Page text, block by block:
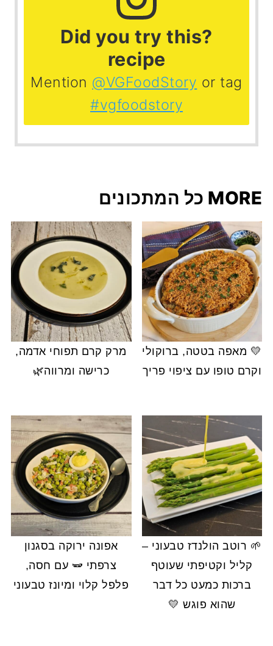
?Did you try this
recipe
Mention @VGFoodStory or tag
#vgfoodstory
MORE כל המתכונים
💛 מאפה בטטה, ברוקולי
וקרם טופו עם ציפוי פריך
מרק קרם תפוחי אדמה,
כרישה ומרווה🌿
🌱 רוטב הולנדז טבעוני –
קליל וקטיפתי שעוטף
ברכות כמעט כל דבר
שהוא פוגש 💛
אפונה ירוקה בסגנון
צרפתי 🫛 עם חסה,
פלפל קלוי ומיונז טבעוני